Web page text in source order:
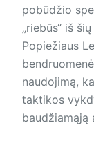
pobūdžio
„riebūs“ iš
Popiežiaus
naudojimą,
taktikos
baudžiamąją